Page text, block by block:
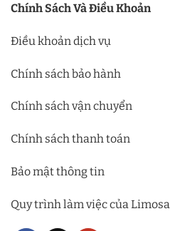
Chính Sách Và Điều Khoản
Điều khoản dịch vụ
Chính sách bảo hành
Chính sách vận chuyển
Chính sách thanh toán
Bảo mật thông tin
Quy trình làm việc của Limosa